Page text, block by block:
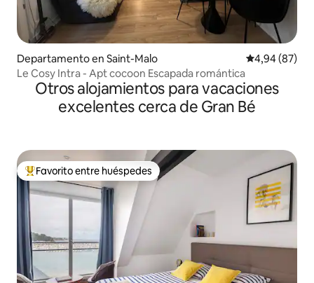
Departamento en Saint-Malo Calificación
4,94 (87)
Le Cosy Intra - Apt cocoon Escapada romántica
Otros alojamientos para vacaciones
excelentes cerca de Gran Bé
Favorito entre los huéspedes más destacados
Favorito entre huéspedes